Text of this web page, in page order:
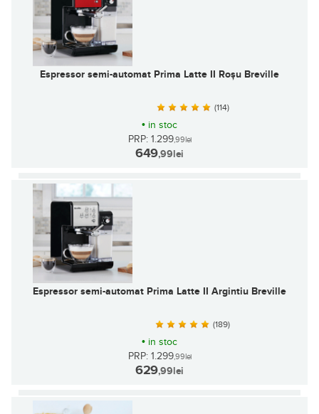
Espressor semi-automat Prima Latte II Roșu Breville
(114)
• in stoc
PRP: 1.299,99lei
649,99 lei
Espressor semi-automat Prima Latte II Argintiu Breville
(189)
• in stoc
PRP: 1.299,99lei
629,99 lei